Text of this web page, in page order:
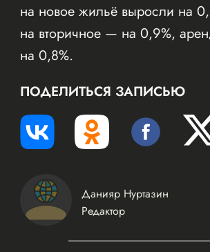
на новое жильё выросли на
на вторичное — на 0,9%,
на 0,8%.
ПОДЕЛИТЬСЯ ЗАПИСЬЮ
Данияр Нуртазин
Редактор